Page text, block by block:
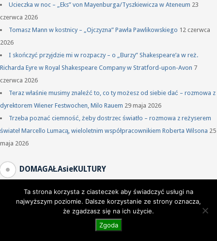
Ucieczka w noc – „Eks” von Mayenburga/Tyszkiewicza w Ateneum 23
czerwca 2026
Tomasz Mann w kostnicy – „Ojczyzna” Pawła Pawlikowskiego 12 czerwca
2026
I skończyć przyjdzie mi w rozpaczy – o „Burzy” Shakespeare’a w reż.
Richarda Eyre w Royal Shakespeare Company w Stratford-upon-Avon 7
czerwca 2026
Teraz właśnie musimy znaleźć to, co ty możesz od siebie dać – rozmowa z
dyrektorem Wiener Festwochen, Milo Rauem 29 maja 2026
Trzeba poznać ciemność, żeby dostrzec światło – rozmowa z reżyserem
świateł Marcello Lumacą, wieloletnim współpracownikiem Roberta Wilsona 25
maja 2026
DOMAGAŁAsieKULTURY
Ta strona korzysta z ciasteczek aby świadczyć usługi na
najwyższym poziomie. Dalsze korzystanie ze strony oznacza,
że zgadzasz się na ich użycie.
Zgoda